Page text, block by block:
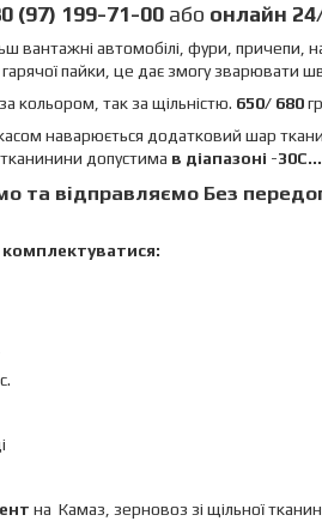
(97) 199-71-00 або онлайн
вантажні автомобілі, фури, причепи,
пайки, це дає змогу зварювати
кольором, так за щільністю. 650/ 680
наварюється додатковий шар
допустима в діапазоні -
та відправляємо Без
на Камаз, зерновоз зі щільної